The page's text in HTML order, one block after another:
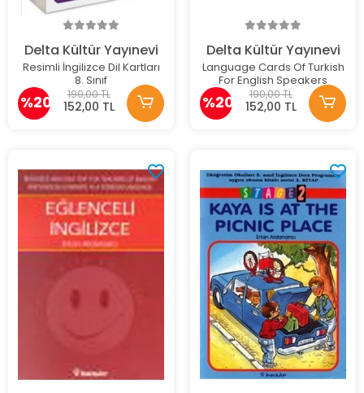
Delta Kültür Yayınevi
Resimli İngilizce Dil Kartları
8. Sınıf
%20 190,00 TL
152,00 TL
Delta Kültür Yayınevi
Language Cards Of Turkish
For English Speakers
%20 190,00 TL
152,00 TL